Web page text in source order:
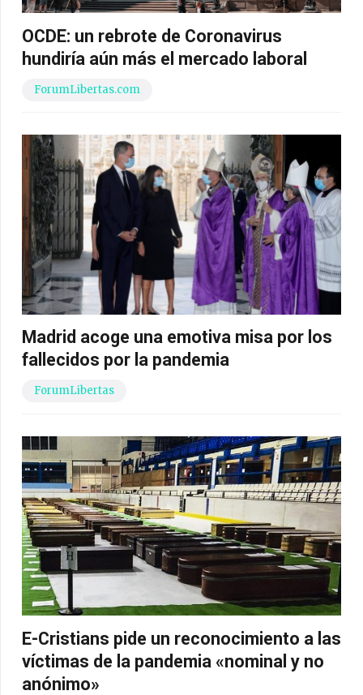
OCDE: un rebrote de Coronavirus
hundiría aún más el mercado laboral
ForumLibertas.com
Madrid acoge una emotiva misa por los
fallecidos por la pandemia
ForumLibertas
E-Cristians pide un reconocimiento a las
víctimas de la pandemia «nominal y no
anónimo»